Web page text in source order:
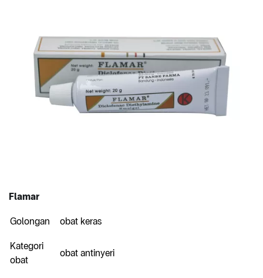
Flamar
Golongan obat keras
Kategori
obat
obat antinyeri